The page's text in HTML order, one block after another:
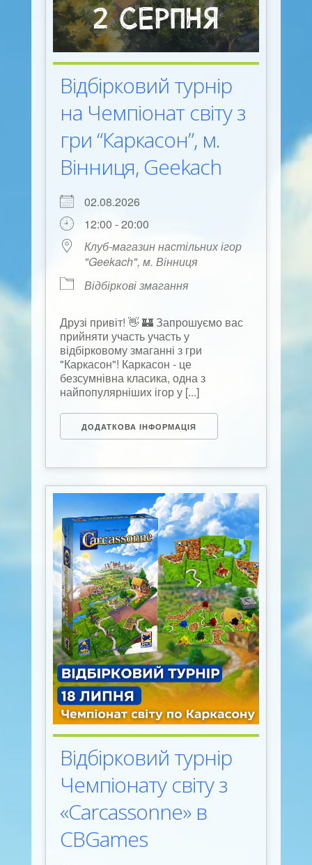
Відбірковий турнір
на Чемпіонат світу з
гри “Каркасон”, м.
Вінниця, Geekach
02.08.2026
12:00 - 20:00
Клуб-магазин настільних ігор
"Geekach", м. Вінниця
Відбіркові змагання
Друзі привіт! 👋 🏰 Запрошуємо вас
прийняти участь участь у
відбірковому змаганні з гри
"Каркасон"! Каркасон - це
безсумнівна класика, одна з
найпопулярніших ігор у [...]
ДОДАТКОВА ІНФОРМАЦІЯ
Відбірковий турнір
Чемпіонату світу з
«Carcassonne» в
CBGames